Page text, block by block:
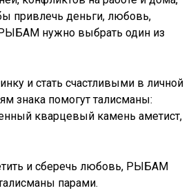
привлечь деньги, любовь,
нужно выбрать один из
и стать счастливыми в личной
знака помогут талисманы:
кварцевый камень аметист,
и сберечь любовь, РЫБАМ
парами.